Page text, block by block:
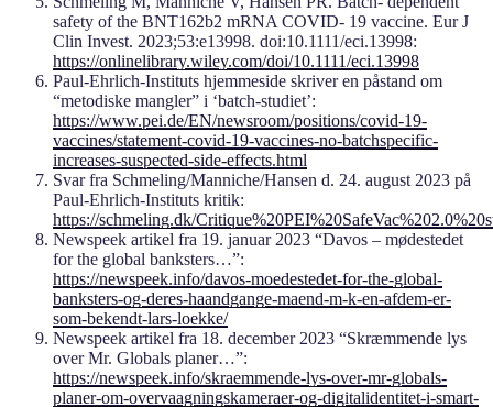
safety of the BNT162b2 mRNA COVID- 19 vaccine. Eur J
Clin Invest. 2023;53:e13998. doi:10.1111/eci.13998:
https://onlinelibrary.wiley.com/doi/10.1111/eci.13998
Paul-Ehrlich-Instituts hjemmeside skriver en påstand om
“metodiske mangler” i ‘batch-studiet’:
https://www.pei.de/EN/newsroom/positions/covid-19-
vaccines/statement-covid-19-vaccines-no-batchspecific-
increases-suspected-side-effects.html
Svar fra Schmeling/Manniche/Hansen d. 24. august 2023 på
Paul-Ehrlich-Instituts kritik:
https://schmeling.dk/
Newspeek artikel fra 19. januar 2023 “Davos – mødestedet
for the global banksters…”:
https://newspeek.info/davos-moedestedet-for-the-global-
banksters-og-deres-haandgange-maend-m-k-en-afdem-er-
som-bekendt-lars-loekke/
Newspeek artikel fra 18. december 2023 “Skræmmende lys
over Mr. Globals planer…”:
https://newspeek.info/skraemmende-lys-over-mr-globals-
planer-om-overvaagningskameraer-og-digitalidentitet-i-smart-